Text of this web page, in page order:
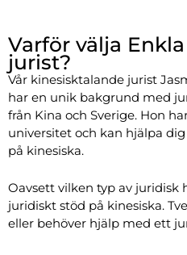
Varför välja
jurist?
Vår kinesisktalande jurist
har en unik bakgrund med
från Kina och Sverige. Hon
universitet och kan hjälpa
på kinesiska.
Oavsett vilken typ av juridisk
juridiskt stöd på kinesiska.
eller behöver hjälp med ett